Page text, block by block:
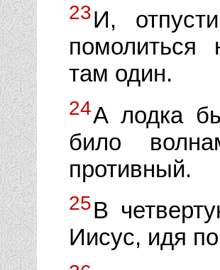
23И,
помолиться
там один.
24А лодка
било
противный.
25В
Иисус, идя